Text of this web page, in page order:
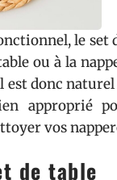
le set
ou à la
est donc
approprié
vos
de table